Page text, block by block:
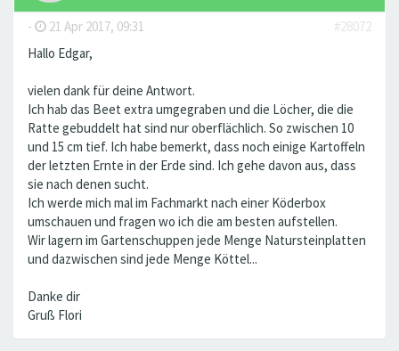
- 21 Apr 2017, 09:31
#28072
Hallo Edgar,
vielen dank für deine Antwort.
Ich hab das Beet extra umgegraben und die Löcher, die die
Ratte gebuddelt hat sind nur oberflächlich. So zwischen 10
und 15 cm tief. Ich habe bemerkt, dass noch einige Kartoffeln
der letzten Ernte in der Erde sind. Ich gehe davon aus, dass
sie nach denen sucht.
Ich werde mich mal im Fachmarkt nach einer Köderbox
umschauen und fragen wo ich die am besten aufstellen.
Wir lagern im Gartenschuppen jede Menge Natursteinplatten
und dazwischen sind jede Menge Köttel...
Danke dir
Gruß Flori